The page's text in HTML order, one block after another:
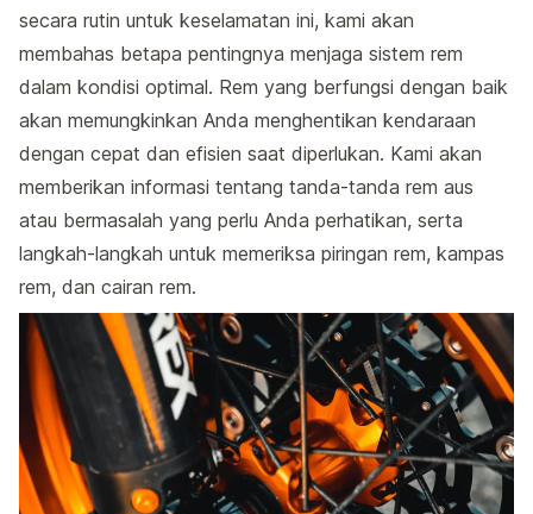
secara rutin untuk keselamatan ini, kami akan
membahas betapa pentingnya menjaga sistem rem
dalam kondisi optimal. Rem yang berfungsi dengan baik
akan memungkinkan Anda menghentikan kendaraan
dengan cepat dan efisien saat diperlukan. Kami akan
memberikan informasi tentang tanda-tanda rem aus
atau bermasalah yang perlu Anda perhatikan, serta
langkah-langkah untuk memeriksa piringan rem, kampas
rem, dan cairan rem.